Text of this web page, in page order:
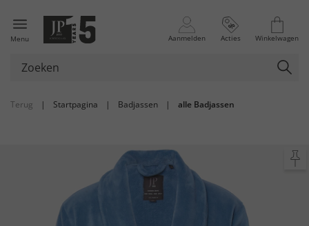
Menu Aanmelden Acties Winkelwagen
Terug | Startpagina | Badjassen | alle Badjassen